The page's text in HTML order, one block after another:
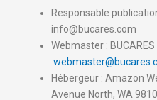
Responsable
info@bucares.com
Webmaster :
Hébergeur : Amazon
Avenue North, WA